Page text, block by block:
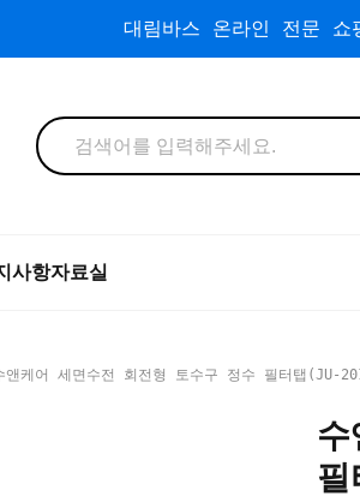
대림바스 온라인 전문 쇼
사항자료실
앤케어 세면수전 회전형 토수구 정수 필터탭(JU-